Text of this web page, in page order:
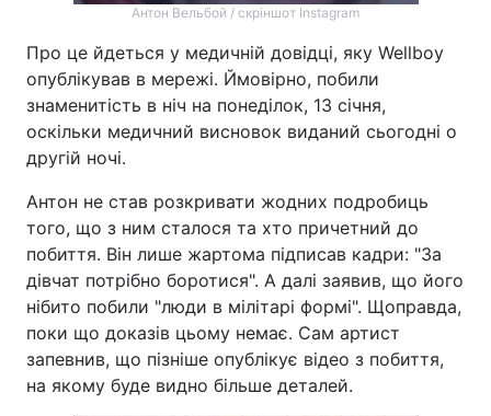
Антон Вельбой / скріншот Instagram
Про це йдеться у медичній довідці, яку Wellboy
опублікував в мережі. Ймовірно, побили
знаменитість в ніч на понеділок, 13 січня,
оскільки медичний висновок виданий сьогодні о
другій ночі.
Антон не став розкривати жодних подробиць
того, що з ним сталося та хто причетний до
побиття. Він лише жартома підписав кадри: "За
дівчат потрібно боротися". А далі заявив, що його
нібито побили "люди в мілітарі формі". Щоправда,
поки що доказів цьому немає. Сам артист
запевнив, що пізніше опублікує відео з побиття,
на якому буде видно більше деталей.